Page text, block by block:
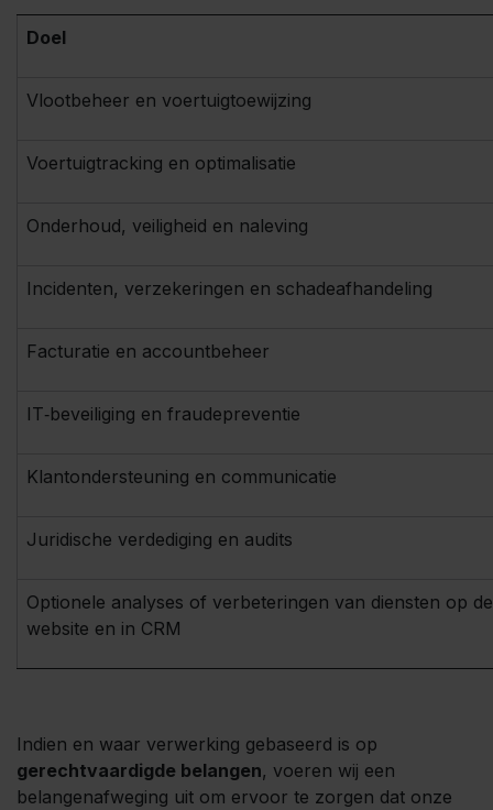
Doel
Vlootbeheer en voertuigtoewijzing
Voertuigtracking en optimalisatie
Onderhoud, veiligheid en naleving
Incidenten, verzekeringen en schadeafhandeling
Facturatie en accountbeheer
IT‑beveiliging en fraudepreventie
Klantondersteuning en communicatie
Juridische verdediging en audits
Optionele analyses of verbeteringen van diensten op de
website en in CRM
Indien en waar verwerking gebaseerd is op
gerechtvaardigde belangen, voeren wij een
belangenafweging uit om ervoor te zorgen dat onze